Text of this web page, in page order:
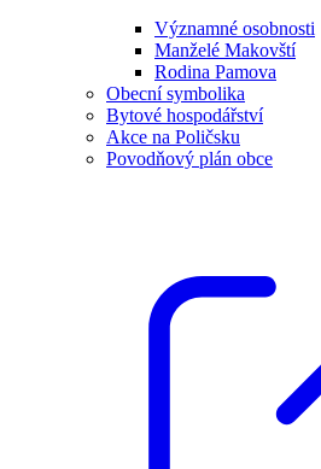
Významné osobnosti
Manželé Makovští
Rodina Pamova
Obecní symbolika
Bytové hospodářství
Akce na Poličsku
Povodňový plán obce